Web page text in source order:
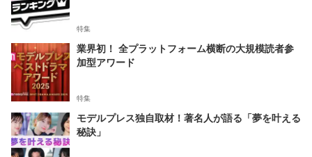
特集
業界初！ 全プラットフォーム横断の大規模読者参
加型アワード
特集
モデルプレス独自取材！著名人が語る「夢を叶える
秘訣」